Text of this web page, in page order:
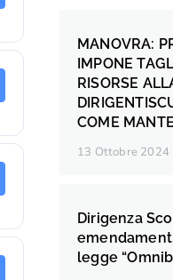
MANOVRA:
IMPONE
RISORSE
COME
13 Ottobre 2024
Dirigenza
legge